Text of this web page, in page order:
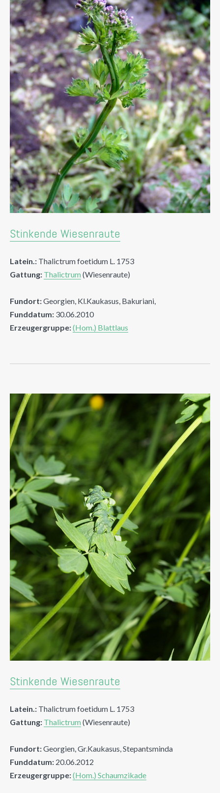
Stinkende Wiesenraute
Latein.: Thalictrum foetidum L. 1753
Gattung: Thalictrum (Wiesenraute)
Fundort:Georgien, Kl.Kaukasus, Bakuriani,
Funddatum: 30.06.2010
Erzeugergruppe:(Hom.) Blattlaus
Stinkende Wiesenraute
Latein.: Thalictrum foetidum L. 1753
Gattung: Thalictrum (Wiesenraute)
Fundort:Georgien, Gr.Kaukasus, Stepantsminda
Funddatum: 20.06.2012
Erzeugergruppe:(Hom.) Schaumzikade